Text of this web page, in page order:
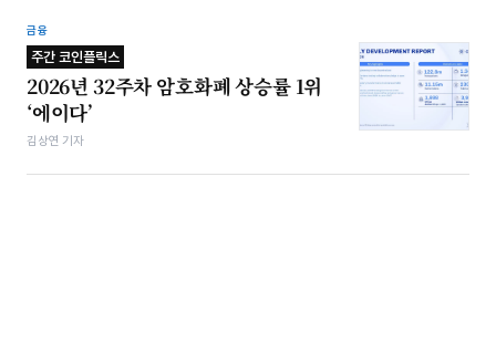
금융
주간 코인플릭스
2026년 32주차 암호화폐 상승률 1위
‘에이다’
김상연 기자